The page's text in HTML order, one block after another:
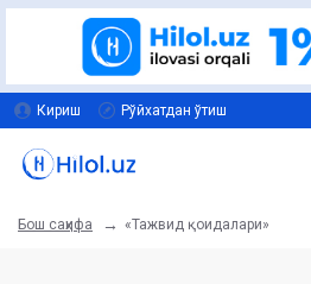
Кириш Рўйхатдан ўтиш
Бош саҳифа «Тажвид қоидалари‎»